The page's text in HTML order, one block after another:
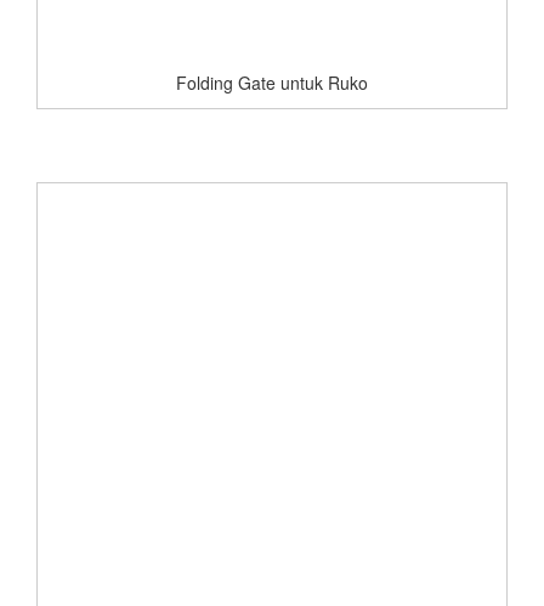
Folding Gate untuk Ruko